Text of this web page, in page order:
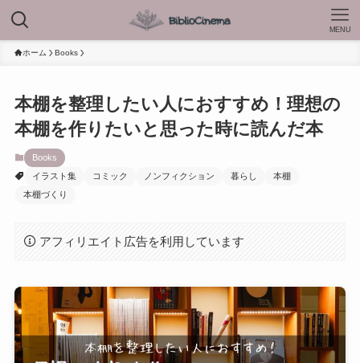
MENU
ホーム Books
本棚を整理したい人におすすめ！理想の
本棚を作りたいと思った時に読んだ本
Books
イラスト集
コミック ノンフィクション 暮らし
本棚
本棚づくり
アフィリエイト広告を利用しています